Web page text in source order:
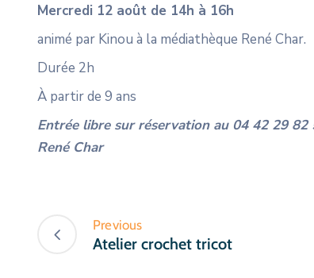
Mercredi 12 août de 14h à 16h
animé par Kinou à la médiathèque René Char.
Durée 2h
À partir de 9 ans
Entrée libre sur réservation au 04 42 29
René Char
Previous
Atelier crochet tricot